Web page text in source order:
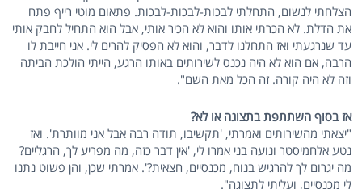
הצלחתי לנשום, התחלתי לבכות-לבכות-לבכות. פתאום מוטי רייף פתח
את הדלת. לא הכרתי אותו והוא לא הכיר אותי, אבל הוא התחיל לחבק אותי
עד שנרגעתי ואז התחלנו לדבר, והוא לא הפסיק להרים לי. אני חייבת לו
הרבה, אם הוא לא היה נכנס לשירותים באותו הרגע, הייתי הולכת הביתה
וזה לא היה קורה. זה הכל מאת השם".
אז בסוף השתתפת בתצוגה או לא?
"יצאתי מהשירותים ואמרתי, 'תקשיבו, תודה רבה אבל אני מוותרת'. ואז
נטע אלחמיסטר ונועה בני אמרו לי, 'אין דבר כזה, מה מפריע לך, הרגליים?
מה יגרום לך להרגיש בנוח, מכנסיים, חצאית?'. אמרתי שכן, והן פשוט נתנו
לי מכנסיים, ועליתי לתצוגה".